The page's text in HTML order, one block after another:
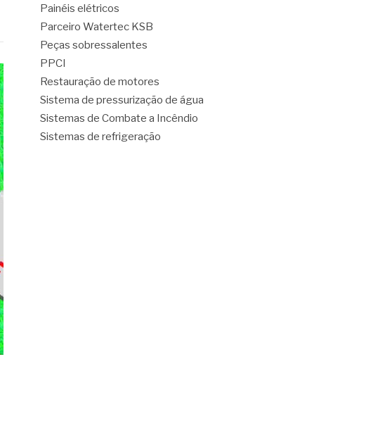
Painéis elétricos
Parceiro Watertec KSB
Peças sobressalentes
PPCI
Restauração de motores
Sistema de pressurização de água
Sistemas de Combate a Incêndio
Sistemas de refrigeração